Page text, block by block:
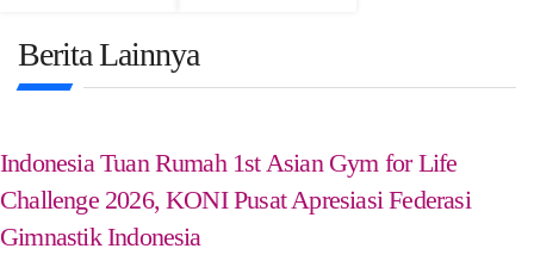
Berita Lainnya
Indonesia Tuan Rumah 1st Asian Gym for Life
Challenge 2026, KONI Pusat Apresiasi Federasi
Gimnastik Indonesia